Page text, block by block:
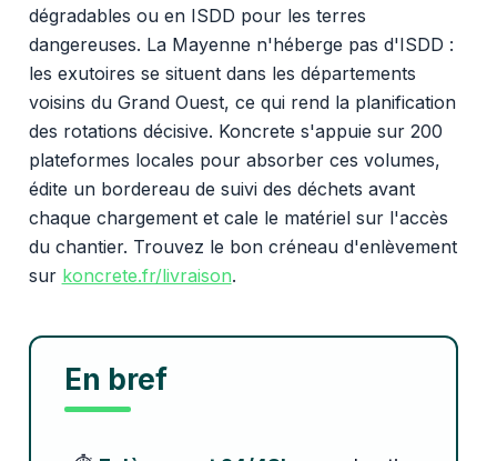
dégradables ou en ISDD pour les terres
dangereuses. La Mayenne n'héberge pas d'ISDD :
les exutoires se situent dans les départements
voisins du Grand Ouest, ce qui rend la planification
des rotations décisive. Koncrete s'appuie sur 200
plateformes locales pour absorber ces volumes,
édite un bordereau de suivi des déchets avant
chaque chargement et cale le matériel sur l'accès
du chantier. Trouvez le bon créneau d'enlèvement
sur koncrete.fr/livraison.
En bref